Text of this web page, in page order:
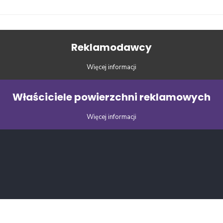
Reklamodawcy
Więcej informacji
Właściciele powierzchni reklamowych
Więcej informacji